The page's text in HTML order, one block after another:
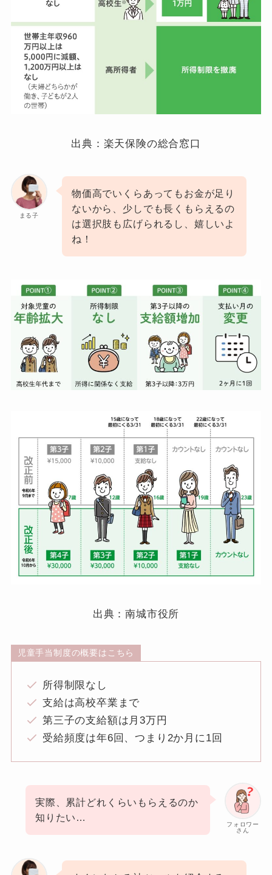
出典：楽天保険の総合窓口
まる子
物価高でいくらあってもお金が足り
ないから、少しでも長くもらえるの
は選択肢も広げられるし、嬉しいよ
ね！
出典：南城市役所
児童手当制度の概要はこちら
所得制限なし
支給は高校卒業まで
第三子の支給額は月3万円
受給頻度は年6回、つまり2か月に1回
フォロワー
さん
実際、累計どれくらいもらえるのか
知りたい…